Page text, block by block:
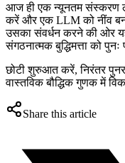
आज ही एक न्यूनतम संस्करण
करें और एक LLM को नींव
उसका संवर्धन करने की ओर
संगठनात्मक बुद्धिमत्ता को
छोटी शुरुआत करें, निरंतर
वास्तविक बौद्धिक गुणक में
Share this article